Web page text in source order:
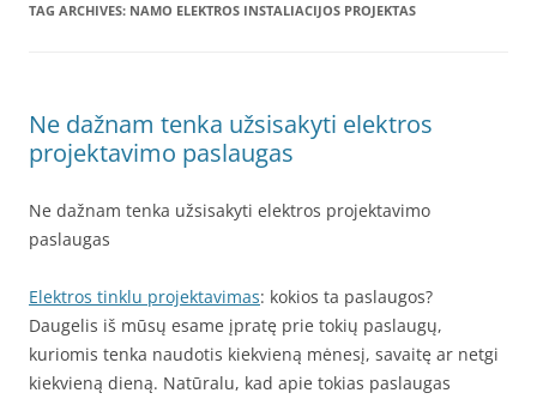
TAG ARCHIVES: NAMO ELEKTROS INSTALIACIJOS PROJEKTAS
Ne dažnam tenka užsisakyti elektros
projektavimo paslaugas
Ne dažnam tenka užsisakyti elektros projektavimo
paslaugas
Elektros tinklu projektavimas: kokios ta paslaugos?
Daugelis iš mūsų esame įpratę prie tokių paslaugų,
kuriomis tenka naudotis kiekvieną mėnesį, savaitę ar netgi
kiekvieną dieną. Natūralu, kad apie tokias paslaugas